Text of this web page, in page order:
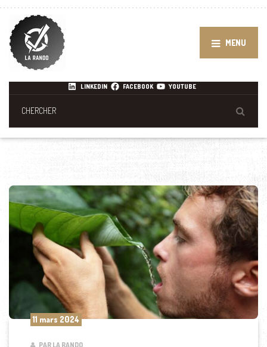
MENU
LINKEDIN FACEBOOK YOUTUBE
11 mars 2024
PAR LA RANDO